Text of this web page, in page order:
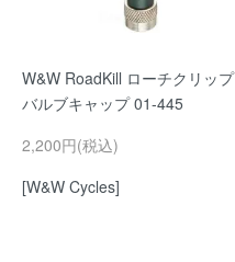
W&W RoadKill ローチクリップ
バルブキャップ 01-445
2,200円(税込)
[W&W Cycles]